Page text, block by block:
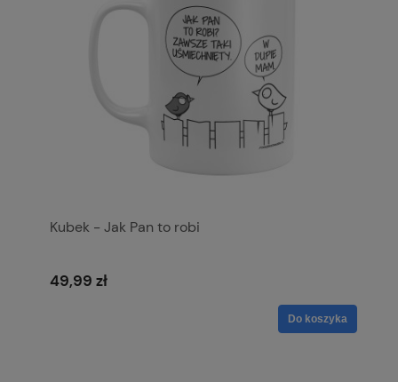
Kubek - Jak Pan to robi
49,99 zł
Do koszyka